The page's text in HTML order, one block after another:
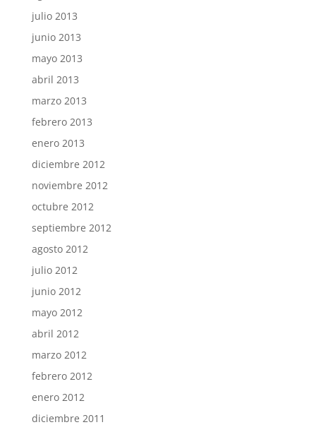
julio 2013
junio 2013
mayo 2013
abril 2013
marzo 2013
febrero 2013
enero 2013
diciembre 2012
noviembre 2012
octubre 2012
septiembre 2012
agosto 2012
julio 2012
junio 2012
mayo 2012
abril 2012
marzo 2012
febrero 2012
enero 2012
diciembre 2011